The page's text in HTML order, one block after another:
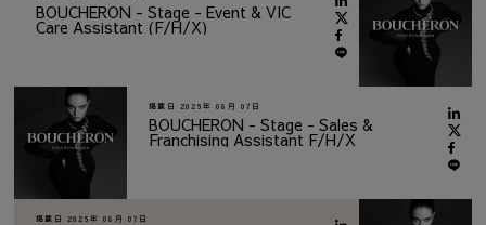
BOUCHERON - Stage - Event & VIC
Care Assistant (F/H/X)
掲載日 2026年 08月 07日
BOUCHERON - Stage - Sales &
Franchising Assistant F/H/X
掲載日 2026年 08月 07日